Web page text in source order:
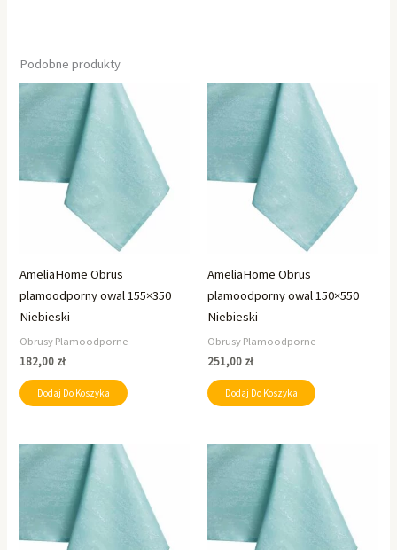
Podobne produkty
AmeliaHome Obrus
plamoodporny owal 155×350
Niebieski
Obrusy Plamoodporne
182,00 zł
Dodaj Do Koszyka
AmeliaHome Obrus
plamoodporny owal 150×550
Niebieski
Obrusy Plamoodporne
251,00 zł
Dodaj Do Koszyka